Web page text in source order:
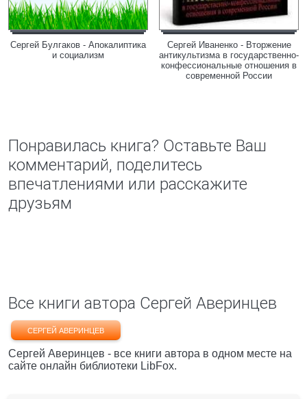
Сергей Булгаков - Апокалиптика
и социализм
Сергей Иваненко - Вторжение
антикультизма в государственно-
конфессиональные отношения в
современной России
Понравилась книга? Оставьте Ваш
комментарий, поделитесь
впечатлениями или расскажите
друзьям
Все книги автора Сергей Аверинцев
СЕРГЕЙ АВЕРИНЦЕВ
Сергей Аверинцев - все книги автора в одном месте на
сайте онлайн библиотеки LibFox.